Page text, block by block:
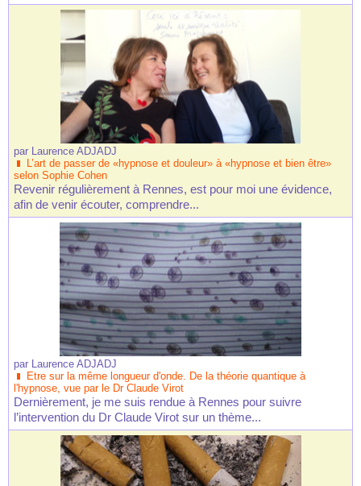
par Laurence ADJADJ
L’art de passer de «hypnose et douleur» à «hypnose et bien être»
selon Sophie Cohen
Revenir régulièrement à Rennes, est pour moi une évidence,
afin de venir écouter, comprendre...
par Laurence ADJADJ
Etre sur la même longueur d'onde. De la théorie quantique à
l'hypnose, vue par le Dr Claude Virot
Dernièrement, je me suis rendue à Rennes pour suivre
l’intervention du Dr Claude Virot sur un thème...